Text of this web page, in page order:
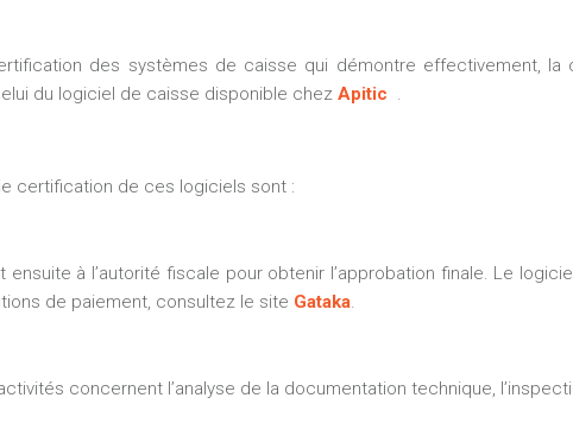
des systèmes de caisse qui démontre effectivement,
du logiciel de caisse disponible chez Apitic .
certification de ces logiciels sont :
ensuite à l’autorité fiscale pour obtenir l’approbation finale. Le
de paiement, consultez le site Gataka.
concernent l’analyse de la documentation technique,